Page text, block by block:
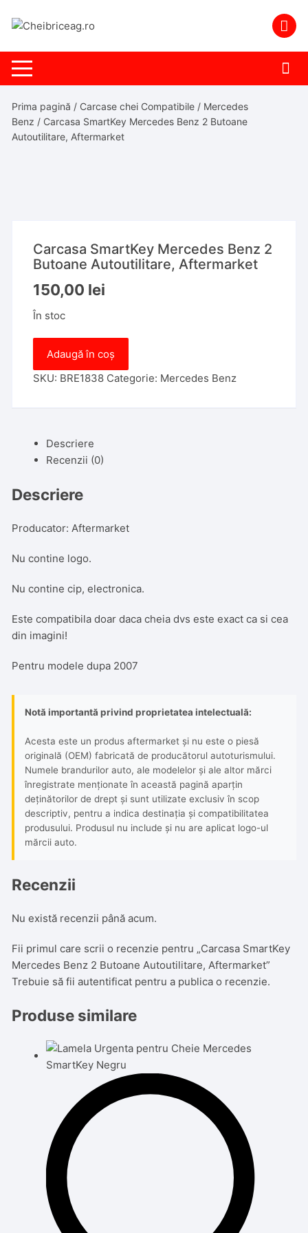
Prima pagină / Carcase chei Compatibile / Mercedes
Benz / Carcasa SmartKey Mercedes Benz 2 Butoane
Autoutilitare, Aftermarket
Carcasa SmartKey Mercedes Benz 2
Butoane Autoutilitare, Aftermarket
150,00 lei
În stoc
Carcasa
SmartKey
Butoane
Autoutilitare,
Adaugă în coș
SKU: BRE1838 Categorie: Mercedes Benz
Descriere
Recenzii (0)
Descriere
Producator: Aftermarket
Nu contine logo.
Nu contine cip, electronica.
Este compatibila doar daca cheia dvs este exact ca si cea
din imagini!
Pentru modele dupa 2007
Notă importantă privind proprietatea intelectuală:
Acesta este un produs aftermarket și nu este o piesă
originală (OEM) fabricată de producătorul autoturismului.
Numele brandurilor auto, ale modelelor și ale altor mărci
înregistrate menționate în această pagină aparțin
deținătorilor de drept și sunt utilizate exclusiv în scop
descriptiv, pentru a indica destinația și compatibilitatea
produsului. Produsul nu include și nu are aplicat logo-ul
mărcii auto.
Recenzii
Nu există recenzii până acum.
Fii primul care scrii o recenzie pentru „Carcasa SmartKey
Mercedes Benz 2 Butoane Autoutilitare, Aftermarket”
Trebuie să fiiautentificat pentru a publica o recenzie.
Produse similare